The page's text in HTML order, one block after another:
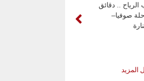
.. دقائق
صوفيا–
المزيد